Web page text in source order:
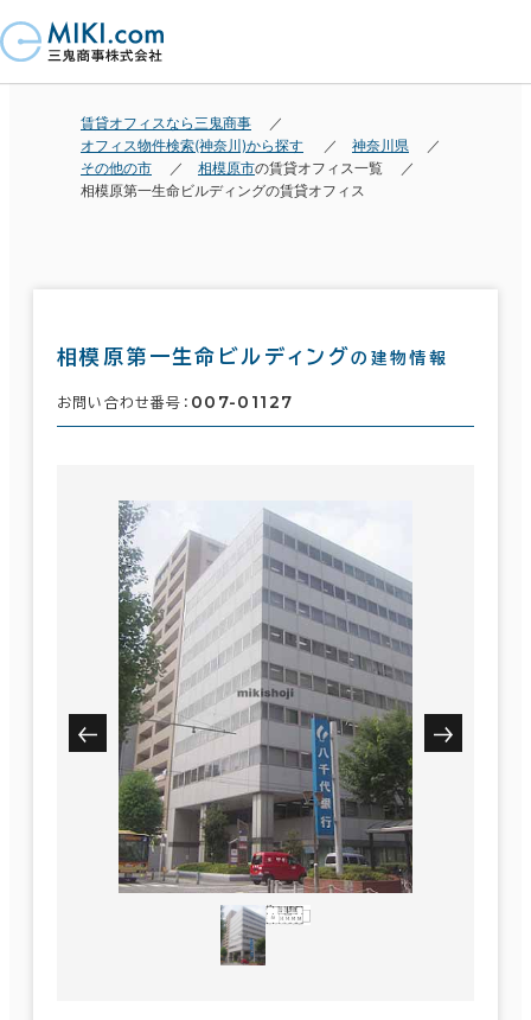
賃貸オフィスなら三鬼商事
オフィス物件検索(神奈川)から探す
神奈川県
その他の市
相模原市の賃貸オフィス一覧
相模原第一生命ビルディングの賃貸オフィス
相模原第一生命ビルディングの建物情報
お問い合わせ番号： 007-01127